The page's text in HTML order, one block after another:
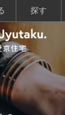
探す